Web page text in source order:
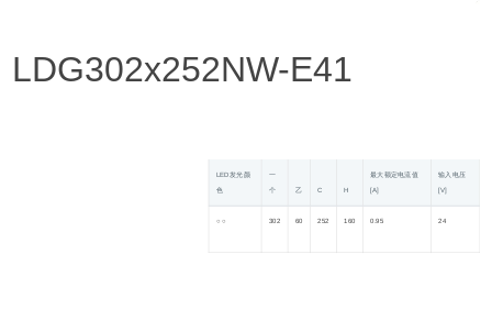
LDG302x252NW-E41
LED发光颜
色
一
个 乙 C H
最大额定电流值
[A]
输入电压
[V]
○ ○ 302 60 252 160 0.95 24